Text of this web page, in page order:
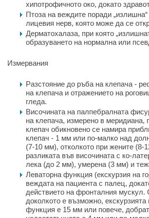
хипотрофичното око, докато
Птоза на веждите поради
лицевия нерв, която може да се
Дерматохалаза, при която
образуването на нормална или
Измервания
Разстояние до ръба на клепача -
на клепача и отражението на
гледа.
Височината на палпебралната
на клепача, измерено в меридиана,
клепач обикновено се намира
клепач - 1 мм или по-малко над
(7-10 мм), отколкото при жените (8-
разликата във височината с ко-
лека (до 2 мм), умерена (3 мм) и
Леваторна функция (екскурзия на
веждата на пациента с палец,
действието на фронталния мускул.
доколкото е възможно,
функция е 15 мм или повече,